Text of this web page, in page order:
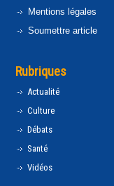
Mentions légales
Soumettre article
Rubriques
Actualité
Culture
Débats
Santé
Vidéos